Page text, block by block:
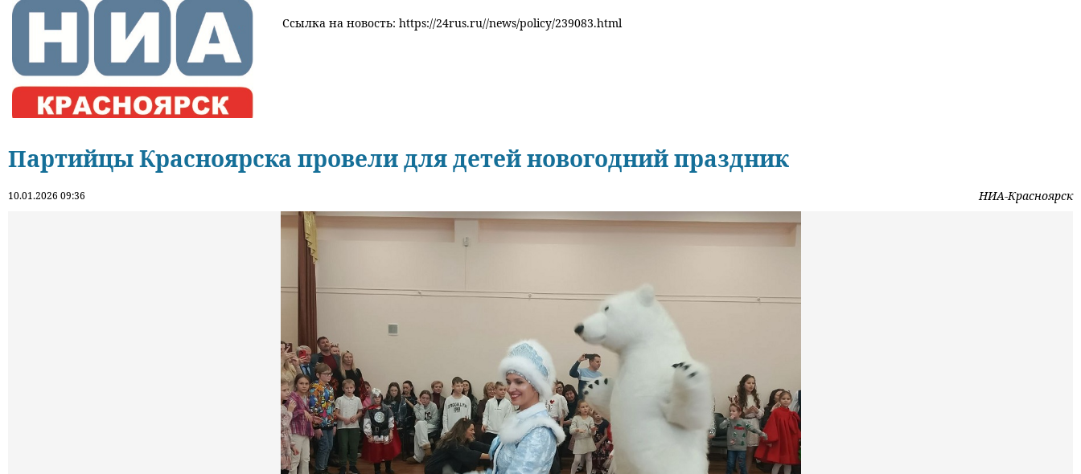
Ссылка на новость: https://24rus.ru//news/policy/239083.html
Партийцы Красноярска провели для детей новогодний праздник
10.01.2026 09:36 НИА-Красноярск